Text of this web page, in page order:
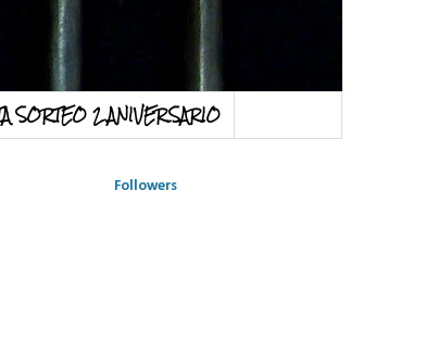
SORTEO 2 ANIVERSARIO
Followers